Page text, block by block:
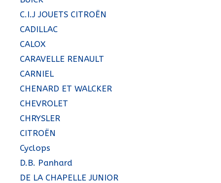
C.I.J JOUETS CITROËN
CADILLAC
CALOX
CARAVELLE RENAULT
CARNIEL
CHENARD ET WALCKER
CHEVROLET
CHRYSLER
CITROËN
Cyclops
D.B. Panhard
DE LA CHAPELLE JUNIOR